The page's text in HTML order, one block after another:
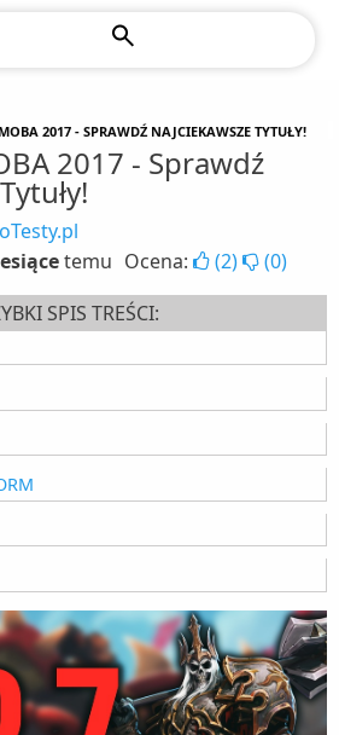
2017 - SPRAWDŹ NAJCIEKAWSZE TYTUŁY!
2017 - Sprawdź
temu Ocena: (2) (0)
SPIS TREŚCI: